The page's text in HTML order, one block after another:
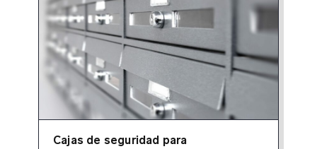
Cajas de seguridad para